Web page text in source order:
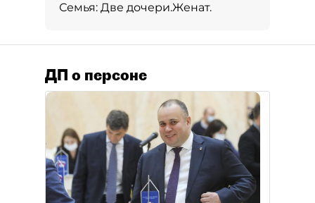
Семья: Две дочери.Женат.
ДП о персоне